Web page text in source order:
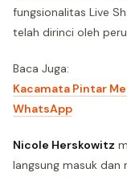
fungsionalitas Live
telah dirinci oleh
Baca Juga:
Kacamata Pintar
WhatsApp
Nicole Herskowitz
langsung masuk dan